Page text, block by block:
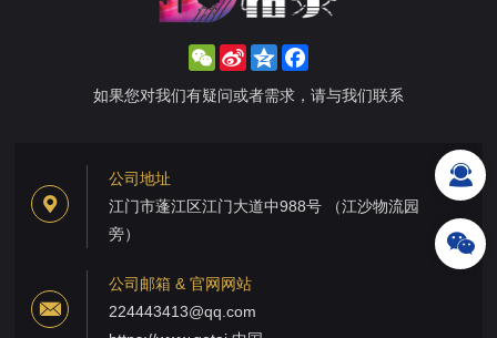
WeChat
Sina
Weibo
Qzone
如果您对我们有疑问或者需求，请与我们联系
公司地址
江门市蓬江区江门大道中988号 （江沙物流园
旁）
公司邮箱 & 官网网站
224443413@qq.com